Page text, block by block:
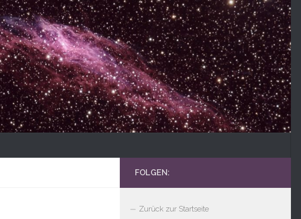
FOLGEN:
Zurück zur Startseite